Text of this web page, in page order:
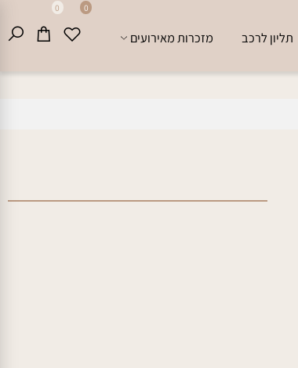
0 0
תליון לרכב מזכרות מאירועים